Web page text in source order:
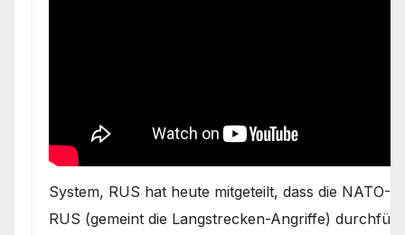
System, RUS hat heute mitgeteilt, dass die NATO-
RUS (gemeint die Langstrecken-Angriffe)